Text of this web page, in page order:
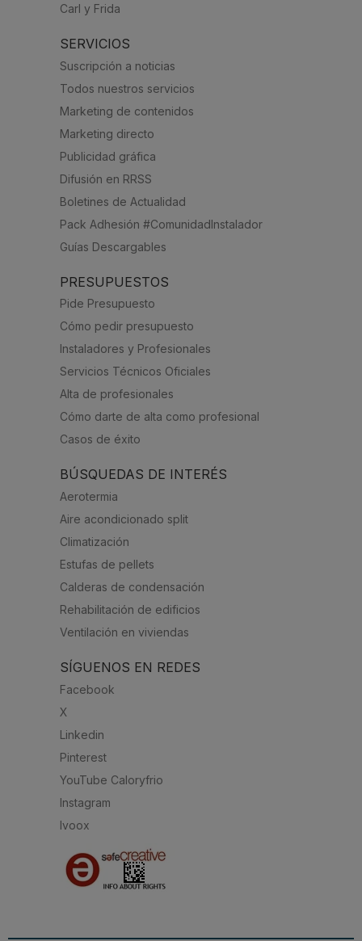
Carl y Frida
SERVICIOS
Suscripción a noticias
Todos nuestros servicios
Marketing de contenidos
Marketing directo
Publicidad gráfica
Difusión en RRSS
Boletines de Actualidad
Pack Adhesión #ComunidadInstalador
Guías Descargables
PRESUPUESTOS
Pide Presupuesto
Cómo pedir presupuesto
Instaladores y Profesionales
Servicios Técnicos Oficiales
Alta de profesionales
Cómo darte de alta como profesional
Casos de éxito
BÚSQUEDAS DE INTERÉS
Aerotermia
Aire acondicionado split
Climatización
Estufas de pellets
Calderas de condensación
Rehabilitación de edificios
Ventilación en viviendas
SÍGUENOS EN REDES
Facebook
X
Linkedin
Pinterest
YouTube Caloryfrio
Instagram
Ivoox